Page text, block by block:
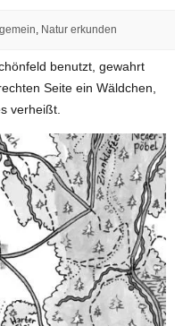
, Natur erkunden
benutzt, gewahrt
Seite ein Wäldchen,
verheißt.